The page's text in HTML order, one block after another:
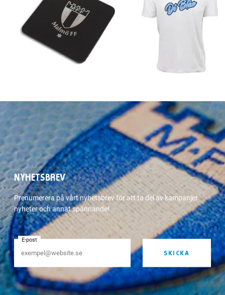
NYHETSBREV
Prenumerera på vårt nyhetsbrev för att ta del av kampanjer
nyheter och annat spännande!
E-post
SKICKA